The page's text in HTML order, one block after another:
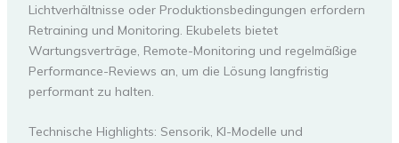
Lichtverhältnisse oder Produktionsbedingungen erfordern
Retraining und Monitoring. Ekubelets bietet
Wartungsverträge, Remote-Monitoring und regelmäßige
Performance-Reviews an, um die Lösung langfristig
performant zu halten.
Technische Highlights: Sensorik, KI-Modelle und